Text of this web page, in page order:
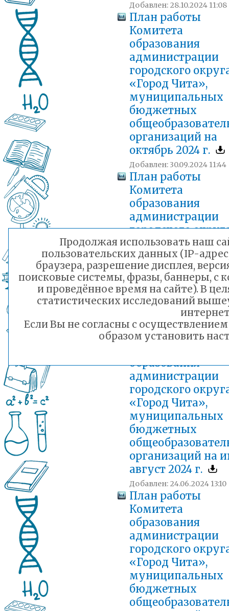
Добавлен: 28.10.2024 11:08
План работы
Комитета
образования
администрации
городского
«Город Чита»,
муниципальных
бюджетных
организаций на
октябрь 2024 г.
Добавлен: 30.09.2024 11:44
План работы
Комитета
образования
администрации
городского
«Город Чита»,
муниципальных
бюджетных
организаций на
сентябрь 2024 г.
Добавлен: 27.08.2024 14:53
План работы
образования
администрации
городского
«Город Чита»,
муниципальных
бюджетных
организаций на
август 2024 г.
Добавлен: 24.06.2024 13:10
План работы
Комитета
образования
администрации
городского
«Город Чита»,
муниципальных
бюджетных
Продолжая использовать наш
пользовательских данных (IP-
браузера, разрешение дисплея,
поисковые системы, фразы, баннеры, с
и проведённое время на сайте). В
статистических исследований
Если Вы не согласны с
образом установить